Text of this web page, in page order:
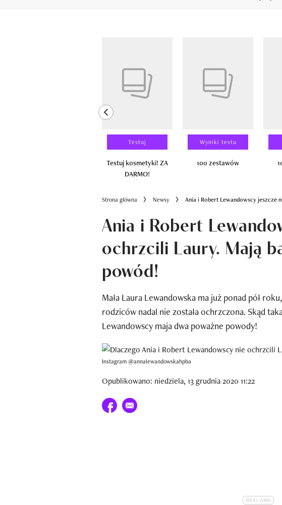
previous element
Testuj
Testuj kosmetyki! ZA
DARMO!
Wyniki testu
100 zestawów
Strona główna Newsy Ania i Robert Lewandowscy jeszcze
Ania i Robert
ochrzcili Laury. Mają
powód!
Mała Laura Lewandowska ma już ponad pół
rodziców nadal nie została ochrzczona. Skąd
Lewandowscy maja dwa poważne powody!
Instagram @annalewandowskahpba
Opublikowano: niedziela, 13 grudnia 2020 11:22
Udostępnij na facebook
E-mail do przyjaciela